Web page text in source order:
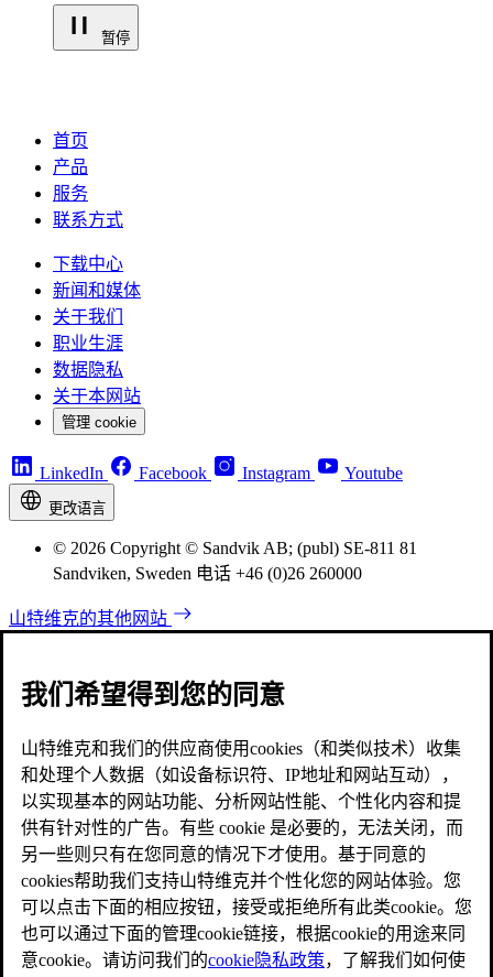
暂停
首页
产品
服务
联系方式
下载中心
新闻和媒体
关于我们
职业生涯
数据隐私
关于本网站
管理 cookie
LinkedIn Facebook Instagram Youtube
更改语言
© 2026 Copyright © Sandvik AB; (publ) SE-811 81
Sandviken, Sweden 电话 +46 (0)26 260000
山特维克的其他网站
我们希望得到您的同意
山特维克和我们的供应商使用cookies（和类似技术）收集
和处理个人数据（如设备标识符、IP地址和网站互动），
以实现基本的网站功能、分析网站性能、个性化内容和提
供有针对性的广告。有些 cookie 是必要的，无法关闭，而
另一些则只有在您同意的情况下才使用。基于同意的
cookies帮助我们支持山特维克并个性化您的网站体验。您
可以点击下面的相应按钮，接受或拒绝所有此类cookie。您
也可以通过下面的管理cookie链接，根据cookie的用途来同
意cookie。请访问我们的cookie隐私政策，了解我们如何使